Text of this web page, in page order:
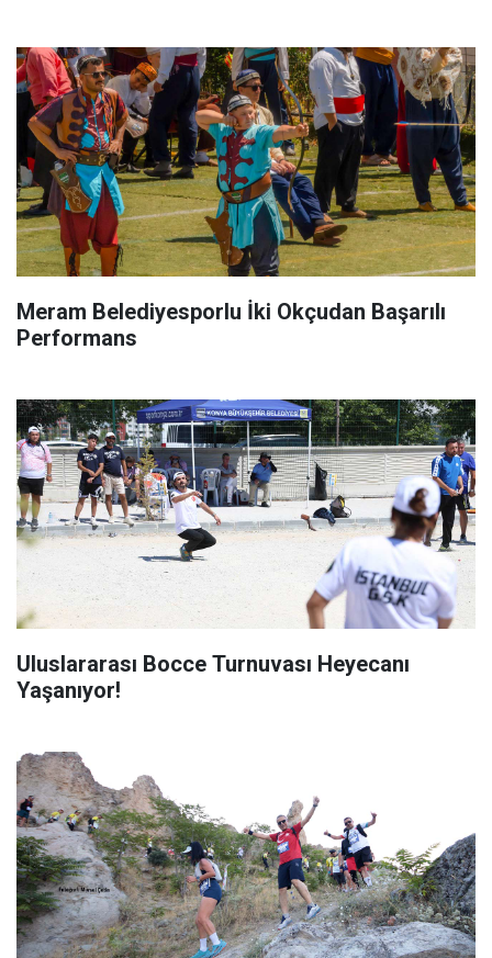
Meram Belediyesporlu İki Okçudan Başarılı
Performans
Uluslararası Bocce Turnuvası Heyecanı
Yaşanıyor!